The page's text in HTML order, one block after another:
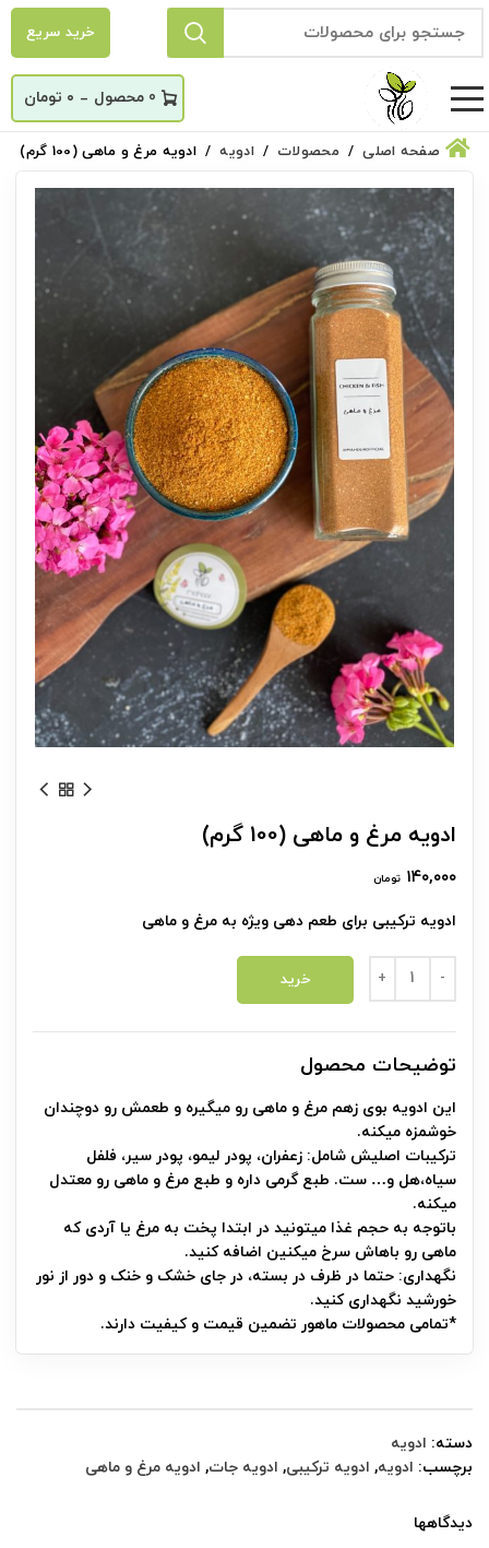
خرید سریع
0
_ ۰ تومان
صفحه اصلی محصولات ادویه ادویه مرغ و ماهی (100 گرم)
ادویه مرغ و ماهی (100 گرم)
۱۴۰,۰۰۰ تومان
ادویه ترکیبی برای طعم دهی ویژه به مرغ و ماهی
ادویه مرغ و ماهی (100 گرم) عدد
خرید
توضیحات محصول
این ادویه بوی زهم مرغ و ماهی رو میگیره و طعمش رو دوچندان
خوشمزه میکنه.
ترکیبات اصلیش شامل: زعفران، پودر لیمو، پودر سیر، فلفل
سیاه،هل و… ست. طبع گرمی داره و طبع مرغ و ماهی رو معتدل
میکنه.
باتوجه به حجم غذا میتونید در ابتدا پخت به مرغ یا آردی که
ماهی رو باهاش سرخ میکنین اضافه کنید.
نگهداری: حتما در ظرف در بسته، در جای خشک و خنک و دور از نور
خورشید نگهداری کنید.
*تمامی محصولات ماهور تضمین قیمت و کیفیت دارند.
دسته: ادویه
برچسب: ادویه, ادویه ترکیبی, ادویه جات, ادویه مرغ و ماهی
دیدگاهها